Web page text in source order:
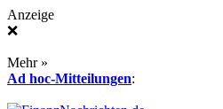
Anzeige
❌
Mehr »
Ad hoc-Mitteilungen: